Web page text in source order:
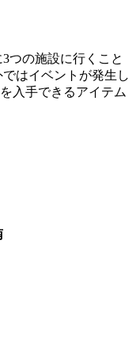
つの施設に行くこと
はイベントが発生し
入手できるアイテム